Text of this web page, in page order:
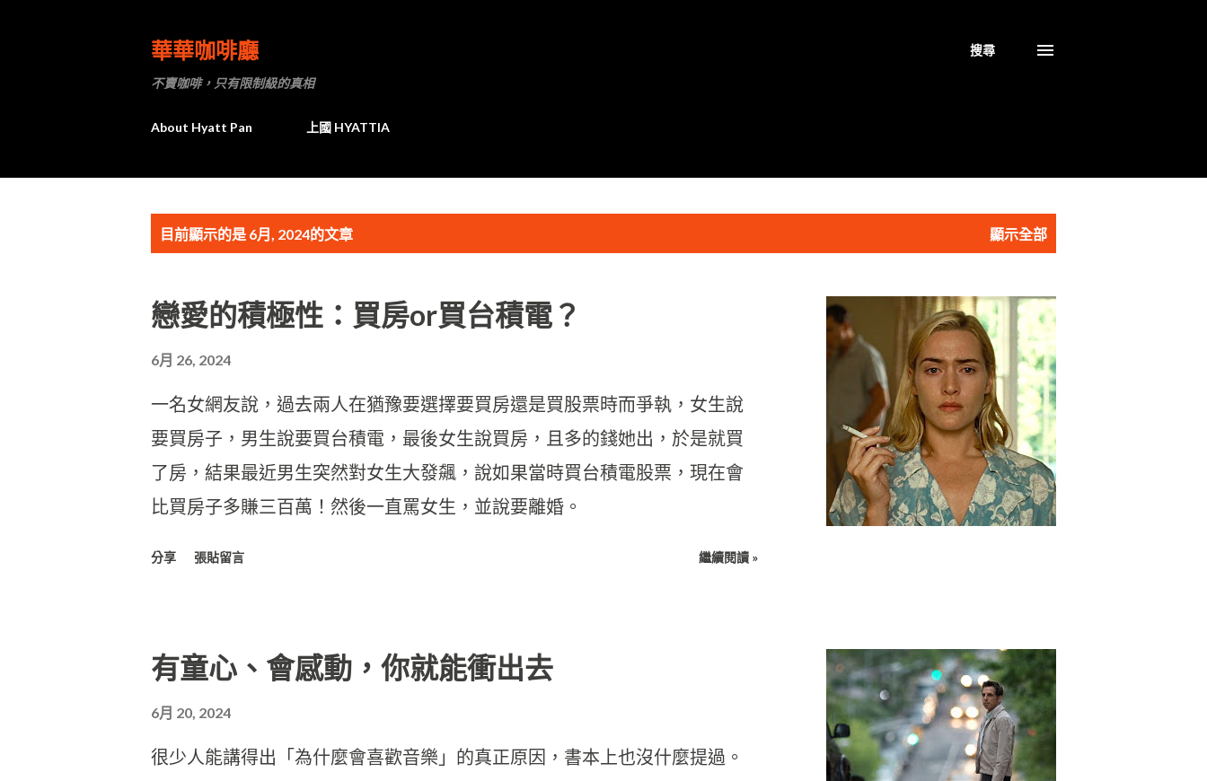
華華咖啡廳
不賣咖啡，只有限制級的真相
搜尋
About Hyatt Pan 上國 HYATTIA
目前顯示的是 6月, 2024的文章 顯示全部
戀愛的積極性：買房or買台積電？
6月 26, 2024
一名女網友說，過去兩人在猶豫要選擇要買房還是買股票時而爭執，女生說
要買房子，男生說要買台積電，最後女生說買房，且多的錢她出，於是就買
了房，結果最近男生突然對女生大發飆，說如果當時買台積電股票，現在會
比買房子多賺三百萬！然後一直罵女生，並說要離婚。
分享 張貼留言 繼續閱讀 »
有童心、會感動，你就能衝出去
6月 20, 2024
很少人能講得出「為什麼會喜歡音樂」的真正原因，書本上也沒什麼提過。